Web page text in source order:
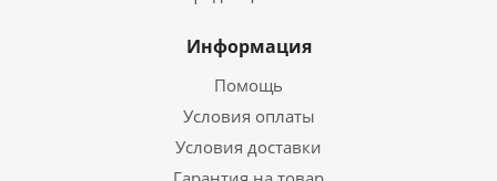
Информация
Помощь
Условия оплаты
Условия доставки